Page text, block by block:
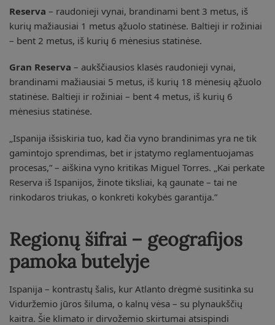
Reserva – raudonieji vynai, brandinami bent 3 metus, iš
kurių mažiausiai 1 metus ąžuolo statinėse. Baltieji ir rožiniai
– bent 2 metus, iš kurių 6 mėnesius statinėse.
Gran Reserva – aukščiausios klasės raudonieji vynai,
brandinami mažiausiai 5 metus, iš kurių 18 mėnesių ąžuolo
statinėse. Baltieji ir rožiniai – bent 4 metus, iš kurių 6
mėnesius statinėse.
„Ispanija išsiskiria tuo, kad čia vyno brandinimas yra ne tik
gamintojo sprendimas, bet ir įstatymo reglamentuojamas
procesas,” – aiškina vyno kritikas Miguel Torres. „Kai perkate
Reserva iš Ispanijos, žinote tiksliai, ką gaunate – tai ne
rinkodaros triukas, o konkreti kokybės garantija.”
Regionų šifrai – geografijos
pamoka butelyje
Ispanija – kontrastų šalis, kur Atlanto drėgmė susitinka su
Viduržemio jūros šiluma, o kalnų vėsa – su plynaukščių
kaitra. Šie klimato ir dirvožemio skirtumai atsispindi